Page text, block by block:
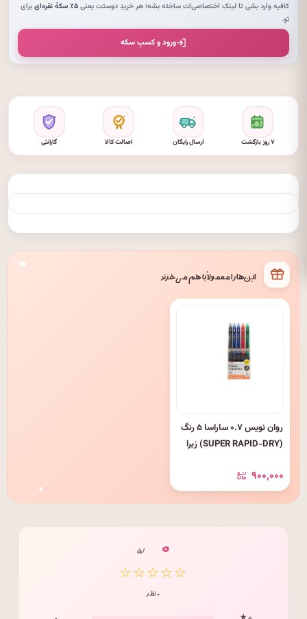
کافیه وارد بشی تا لینکِ اختصاصی‌ات ساخته بشه؛ هر خریدِ دوستت یعنی۵٪ سکهٔ نقره‌ای
برای
تو.
ورود و کسبِ سکه
۷ روز بازگشت ارسال رایگان اصالت کالا گارانتی
این‌ها را معمولاً با هم می‌خرند
روان نویس ۰.۷ ساراسا ۵ رنگ
(SUPER RAPID-DRY) زبرا
۹۰۰٬۰۰۰
۰ / ۵
☆☆☆☆☆
۰ نظر